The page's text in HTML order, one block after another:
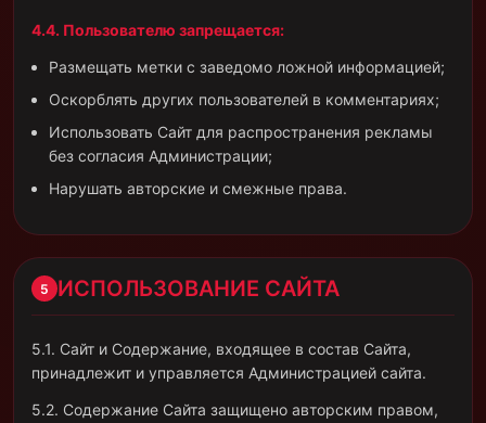
4.4. Пользователю запрещается:
Размещать метки с заведомо ложной информацией;
Оскорблять других пользователей в комментариях;
Использовать Сайт для распространения рекламы
без согласия Администрации;
Нарушать авторские и смежные права.
5 ИСПОЛЬЗОВАНИЕ САЙТА
5.1. Сайт и Содержание, входящее в состав Сайта,
принадлежит и управляется Администрацией сайта.
5.2. Содержание Сайта защищено авторским правом,